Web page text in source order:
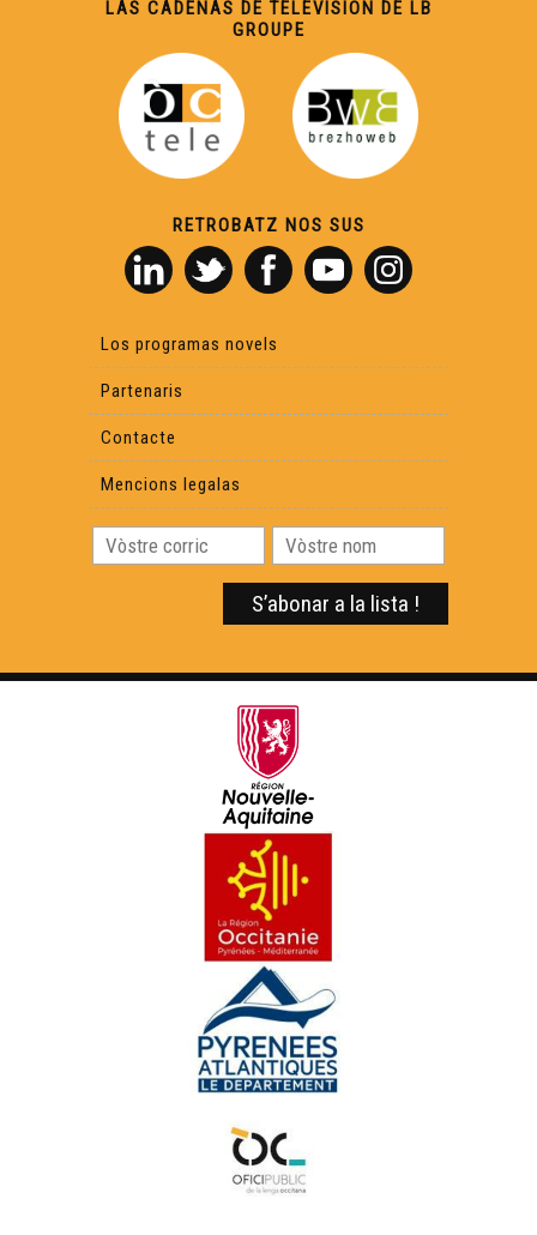
LAS CADENAS DE TELEVISION DE LB
GROUPE
RETROBATZ NOS SUS
Los programas novels
Partenaris
Contacte
Mencions legalas